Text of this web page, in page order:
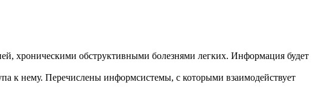
хроническими обструктивными болезнями легких. Информация будет
к нему. Перечислены информсистемы, с которыми взаимодействует